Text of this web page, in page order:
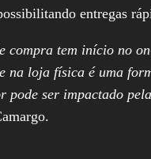
entregas
compra tem início no
na loja física é uma
pode ser impactado